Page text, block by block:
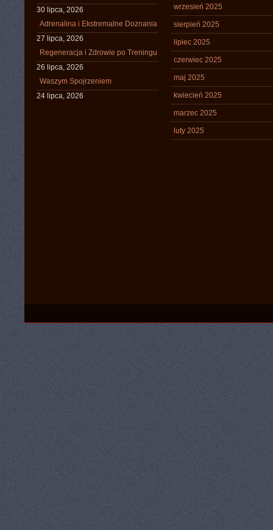
30 lipca, 2026
Adrenalina i Ekstremalne Doznania
27 lipca, 2026
Regeneracja i Zdrowie po Treningu
26 lipca, 2026
Waszym Spojrzeniem
24 lipca, 2026
wrzesień 2025
sierpień 2025
lipiec 2025
czerwiec 2025
maj 2025
kwiecień 2025
marzec 2025
luty 2025